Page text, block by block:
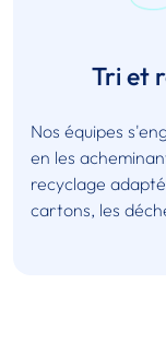
Tri et
Nos équipes
en les
recyclage
cartons, les